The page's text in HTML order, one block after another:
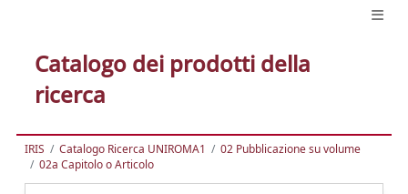
Catalogo dei prodotti della
ricerca
IRIS Catalogo Ricerca UNIROMA1
02 Pubblicazione su volume
02a Capitolo o Articolo